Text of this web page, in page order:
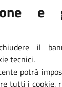
e
il
tecnici.
potrà
tutti i cookie,